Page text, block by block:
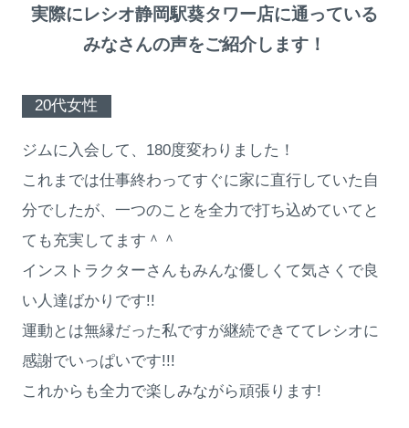
実際にレシオ静岡駅葵タワー店に通っている
みなさんの声をご紹介します！
20代女性
ジムに入会して、180度変わりました！
これまでは仕事終わってすぐに家に直行していた自
分でしたが、一つのことを全力で打ち込めていてと
ても充実してます＾＾
インストラクターさんもみんな優しくて気さくで良
い人達ばかりです!!
運動とは無縁だった私ですが継続できててレシオに
感謝でいっぱいです!!!
これからも全力で楽しみながら頑張ります!